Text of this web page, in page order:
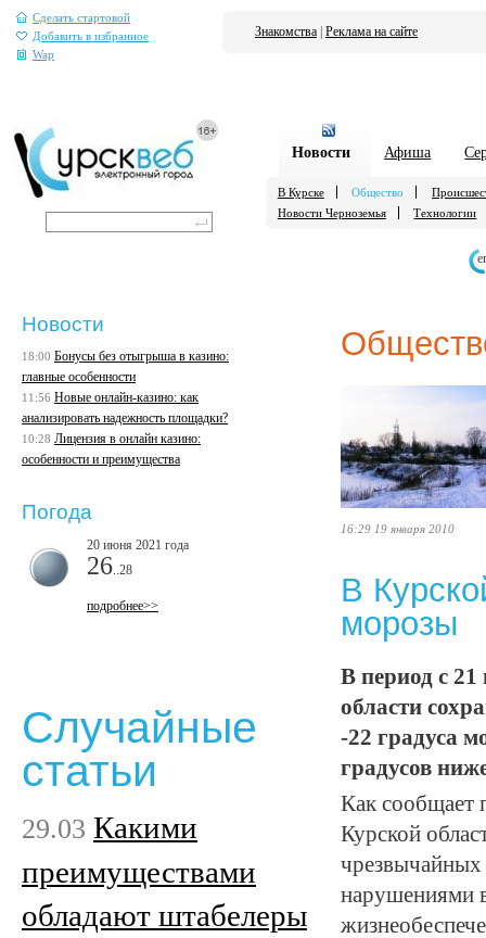
Сделать стартовой
Добавить в избранное
Wap
Знакомства Реклама на сайте
Новости Афиша
В Курске Общество
Новости Черноземья
Технологии
16:29 19 января 2010
В
морозы
В период с 21
области
-22 градуса
градусов
Как сообщает
Курской
чрезвычайных
нарушениями
Новости
18:00 Бонусы без отыгрыша в казино:
главные особенности
11:56 Новые онлайн-казино: как
анализировать надежность площадки?
10:28 Лицензия в онлайн казино:
особенности и преимущества
Погода
20 июня 2021 года
26 ..28
подробнее>>
Случайные
статьи
29.03 Какими
преимуществами
обладают штабелеры